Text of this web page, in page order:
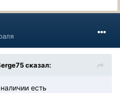
сказал:
есть